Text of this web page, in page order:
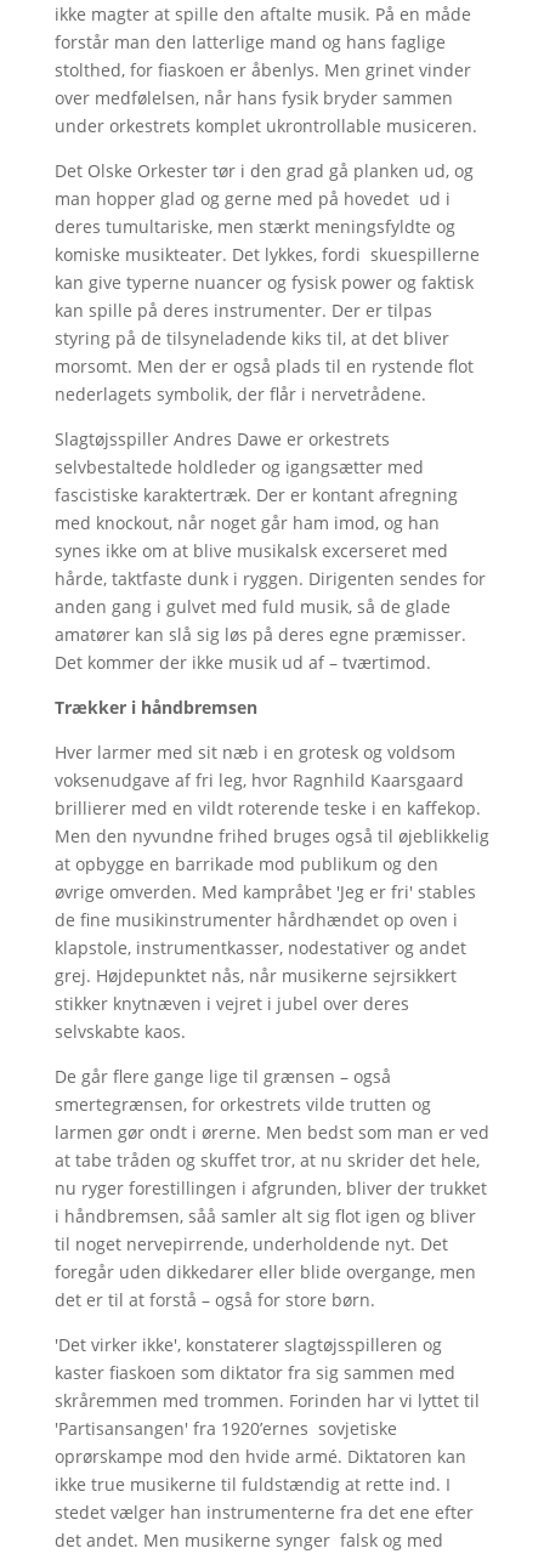
ikke magter at spille den aftalte musik. På en måde
forstår man den latterlige mand og hans faglige
stolthed, for fiaskoen er åbenlys. Men grinet vinder
over medfølelsen, når hans fysik bryder sammen
under orkestrets komplet ukrontrollable musiceren.
Det Olske Orkester tør i den grad gå planken ud, og
man hopper glad og gerne med på hovedet ud i
deres tumultariske, men stærkt meningsfyldte og
komiske musikteater. Det lykkes, fordi skuespillerne
kan give typerne nuancer og fysisk power og faktisk
kan spille på deres instrumenter. Der er tilpas
styring på de tilsyneladende kiks til, at det bliver
morsomt. Men der er også plads til en rystende flot
nederlagets symbolik, der flår i nervetrådene.
Slagtøjsspiller Andres Dawe er orkestrets
selvbestaltede holdleder og igangsætter med
fascistiske karaktertræk. Der er kontant afregning
med knockout, når noget går ham imod, og han
synes ikke om at blive musikalsk excerseret med
hårde, taktfaste dunk i ryggen. Dirigenten sendes for
anden gang i gulvet med fuld musik, så de glade
amatører kan slå sig løs på deres egne præmisser.
Det kommer der ikke musik ud af – tværtimod.
Trækker i håndbremsen
Hver larmer med sit næb i en grotesk og voldsom
voksenudgave af fri leg, hvor Ragnhild Kaarsgaard
brillierer med en vildt roterende teske i en kaffekop.
Men den nyvundne frihed bruges også til øjeblikkelig
at opbygge en barrikade mod publikum og den
øvrige omverden. Med kampråbet 'Jeg er fri' stables
de fine musikinstrumenter hårdhændet op oven i
klapstole, instrumentkasser, nodestativer og andet
grej. Højdepunktet nås, når musikerne sejrsikkert
stikker knytnæven i vejret i jubel over deres
selvskabte kaos.
De går flere gange lige til grænsen – også
smertegrænsen, for orkestrets vilde trutten og
larmen gør ondt i ørerne. Men bedst som man er ved
at tabe tråden og skuffet tror, at nu skrider det hele,
nu ryger forestillingen i afgrunden, bliver der trukket
i håndbremsen, såå samler alt sig flot igen og bliver
til noget nervepirrende, underholdende nyt. Det
foregår uden dikkedarer eller blide overgange, men
det er til at forstå – også for store børn.
'Det virker ikke', konstaterer slagtøjsspilleren og
kaster fiaskoen som diktator fra sig sammen med
skråremmen med trommen. Forinden har vi lyttet til
'Partisansangen' fra 1920’ernes sovjetiske
oprørskampe mod den hvide armé. Diktatoren kan
ikke true musikerne til fuldstændig at rette ind. I
stedet vælger han instrumenterne fra det ene efter
det andet. Men musikerne synger falsk og med